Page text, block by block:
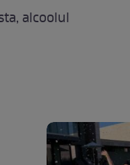
alcoolul